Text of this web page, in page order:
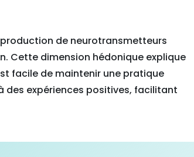
de neurotransmetteurs
Cette dimension hédonique explique
facile de maintenir une pratique
des expériences positives, facilitant